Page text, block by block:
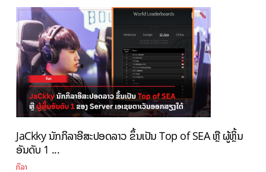
JaCkky ນັກກິລາອີສະປອດລາວ ຂຶ້ນເປັນ Top of SEA ຫຼື ຜູ້ຫຼິ້ນ
ອັນດັບ 1 ...
ກິລາ